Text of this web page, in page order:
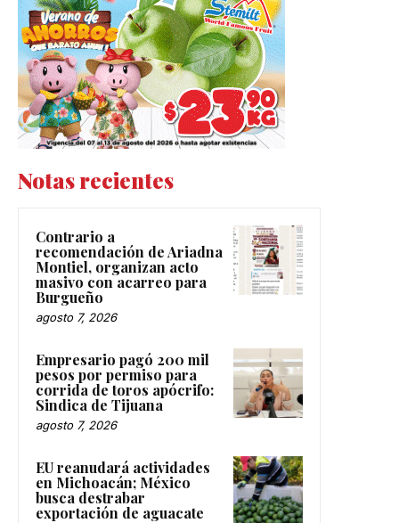
Notas recientes
Contrario a
recomendación de Ariadna
Montiel, organizan acto
masivo con acarreo para
Burgueño
agosto 7, 2026
Empresario pagó 200 mil
pesos por permiso para
corrida de toros apócrifo:
Sindica de Tijuana
agosto 7, 2026
EU reanudará actividades
en Michoacán; México
busca destrabar
exportación de aguacate